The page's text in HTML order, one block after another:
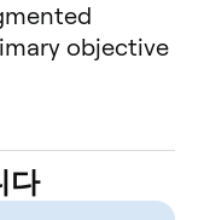
objective
in the Web3
and assets to
Portal aims
다